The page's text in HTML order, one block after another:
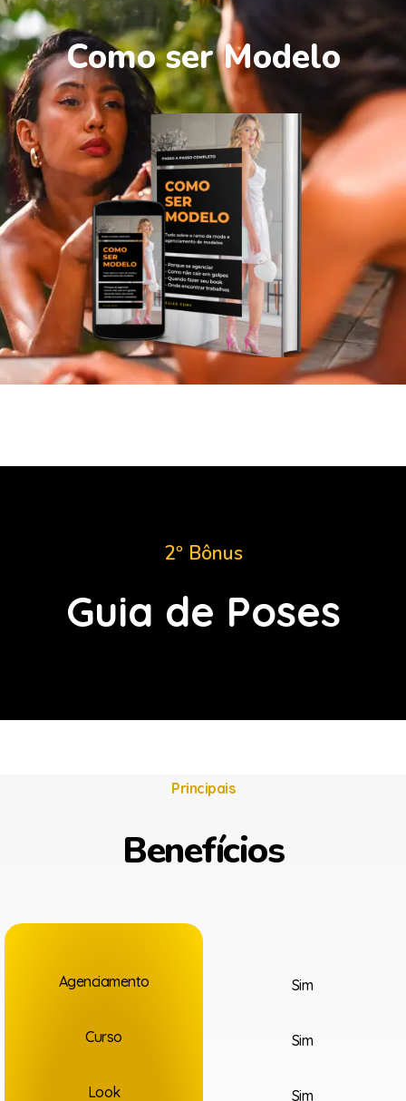
Como ser Modelo
2º Bônus
Guia de Poses
Guia de Poses
Principais
Benefícios
Agenciamento
Curso
Look
Sim
Sim
Sim